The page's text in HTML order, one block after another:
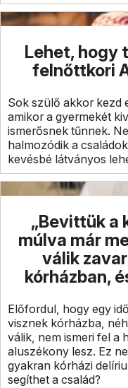
Lehet, hogy
felnőttkori
Sok szülő akkor kezd
amikor a gyermekét
ismerősnek tűnnek.
halmozódik a
kevésbé látványos
„Bevittük a
múlva már
válik
kórházban,
Előfordul, hogy egy
visznek kórházba,
válik, nem ismeri fel a
aluszékony lesz. Ez
gyakran kórházi
segíthet a család?